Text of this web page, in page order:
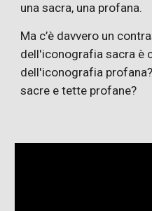
una sacra, una profana.
Ma c’è davvero un
dell'iconografia sacra è
dell'iconografia
sacre e tette profane?